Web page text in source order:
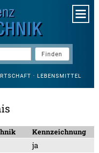
· LEBENSMITTEL
Kennzeichnung
ja